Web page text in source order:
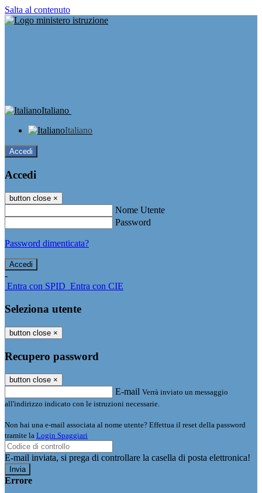
Salta al contenuto
Italiano
Italiano
Accedi
Accedi
button close ×
Nome Utente
Password
Password dimenticata?
-
Entra con SPID Entra con CIE
Seleziona utente
button close ×
Recupero password
button close ×
E-mail Verrà inviato un messaggio
all'indirizzo indicato con le istruzioni necessarie.
Non hai una e-mail associata al nome utente? Effettua il reset della password
tramite la Login Spaggiari
E-mail inviata, si prega di controllare la casella di posta elettronica!
Errore